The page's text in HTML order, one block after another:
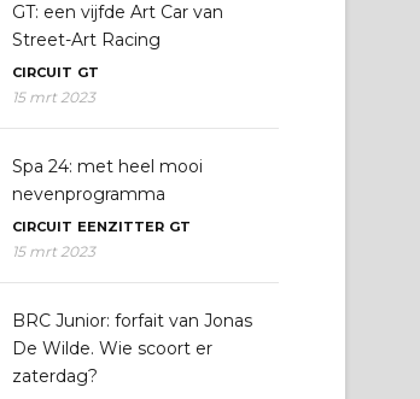
GT: een vijfde Art Car van
Street-Art Racing
CIRCUIT GT
15 mrt 2023
Spa 24: met heel mooi
nevenprogramma
CIRCUIT EENZITTER GT
15 mrt 2023
BRC Junior: forfait van Jonas
De Wilde. Wie scoort er
zaterdag?